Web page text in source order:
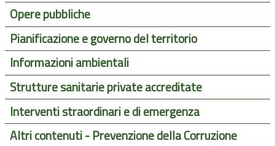
Opere pubbliche
Pianificazione e governo del territorio
Informazioni ambientali
Strutture sanitarie private accreditate
Interventi straordinari e di emergenza
Altri contenuti - Prevenzione della Corruzione